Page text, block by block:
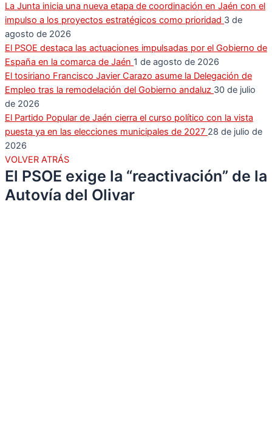
La Junta inicia una nueva etapa de coordinación en Jaén con el
impulso a los proyectos estratégicos como prioridad 3 de
agosto de 2026
El PSOE destaca las actuaciones impulsadas por el Gobierno de
España en la comarca de Jaén 1 de agosto de 2026
El tosiriano Francisco Javier Carazo asume la Delegación de
Empleo tras la remodelación del Gobierno andaluz 30 de julio
de 2026
El Partido Popular de Jaén cierra el curso político con la vista
puesta ya en las elecciones municipales de 2027 28 de julio de
2026
VOLVER ATRÁS
El PSOE exige la “reactivación” de la
Autovía del Olivar